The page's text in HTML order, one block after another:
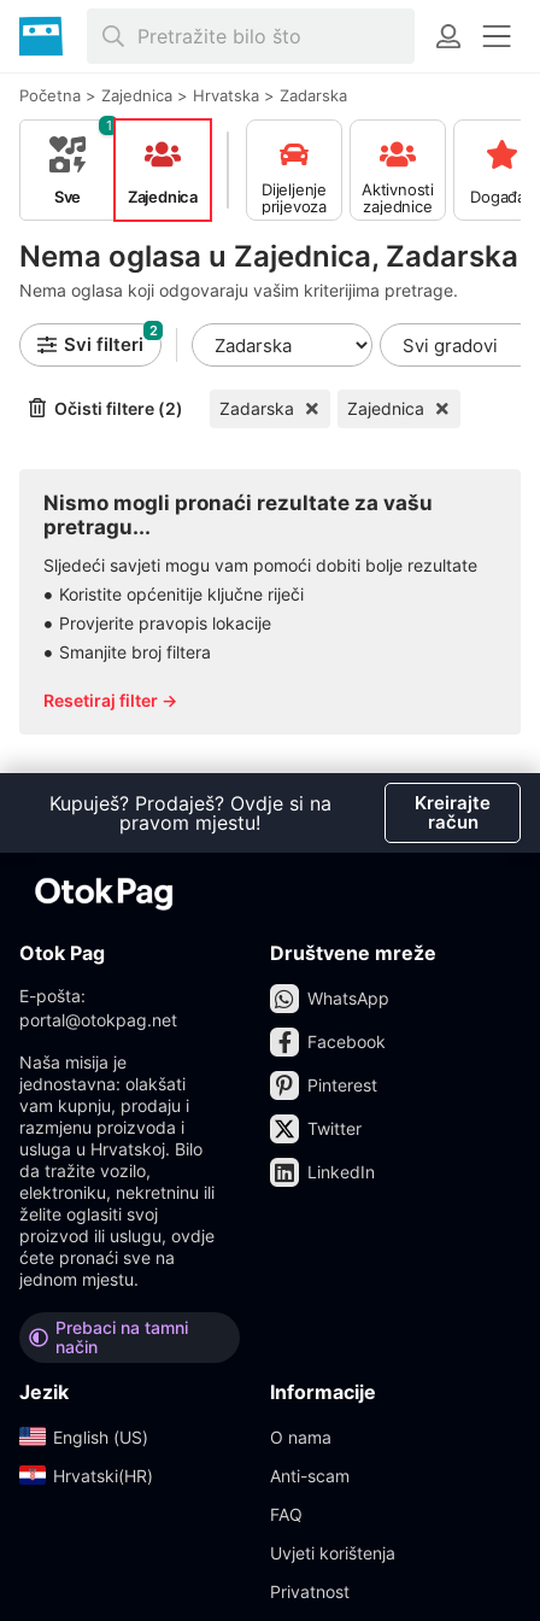
Početna > Zajednica > Hrvatska > Zadarska
Nema oglasa u Zajednica, Zadarska
Nema oglasa koji odgovaraju vašim kriterijima pretrage.
Sve
1
Zajednica
Dijeljenje
prijevoza
Aktivnosti
zajednice
Događaji
Svi filteri
2
Očisti filtere (2) Zadarska Zajednica
Nismo mogli pronaći rezultate za vašu
pretragu...
Sljedeći savjeti mogu vam pomoći dobiti bolje rezultate
Koristite općenitije ključne riječi
Provjerite pravopis lokacije
Smanjite broj filtera
Resetiraj filter →
Kupuješ? Prodaješ? Ovdje si na
pravom mjestu!
Kreirajte
račun
Otok Pag
E-pošta:
portal@otokpag.net
Naša misija je
jednostavna: olakšati
vam kupnju, prodaju i
razmjenu proizvoda i
usluga u Hrvatskoj. Bilo
da tražite vozilo,
elektroniku, nekretninu ili
želite oglasiti svoj
proizvod ili uslugu, ovdje
ćete pronaći sve na
jednom mjestu.
Prebaci na tamni
način
Društvene mreže
WhatsApp
Facebook
Pinterest
Twitter
LinkedIn
Jezik
English (US)‎
Hrvatski(HR)‎
Informacije
O nama
Anti-scam
FAQ
Uvjeti korištenja
Privatnost